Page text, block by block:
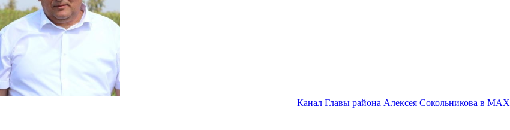
Канал Главы района Алексея Сокольникова в MAX